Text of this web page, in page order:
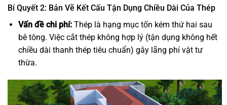
Bí Quyết 2: Bản Vẽ Kết Cấu Tận Dụng Chiều Dài Của Thép
Vấn đề chi phí:Thép là hạng mục tốn kém thứ hai sau
bê tông. Việc cắt thép không hợp lý (tận dụng không hết
chiều dài thanh thép tiêu chuẩn) gây lãng phí vật tư
thừa.